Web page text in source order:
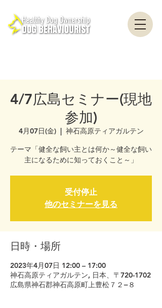
4/7広島セミナー(現地
参加)
4月07日(金)
  |
神石高原ティアガルテン
テーマ「健全な飼い主とは何か～健全な飼い
主になるために知っておくこと～」
受付停止
他のセミナーを見る
日時・場所
2023年4月07日 12:00 – 17:00
神石高原ティアガルテン, 日本、〒720-1702
広島県神石郡神石高原町上豊松７２−８